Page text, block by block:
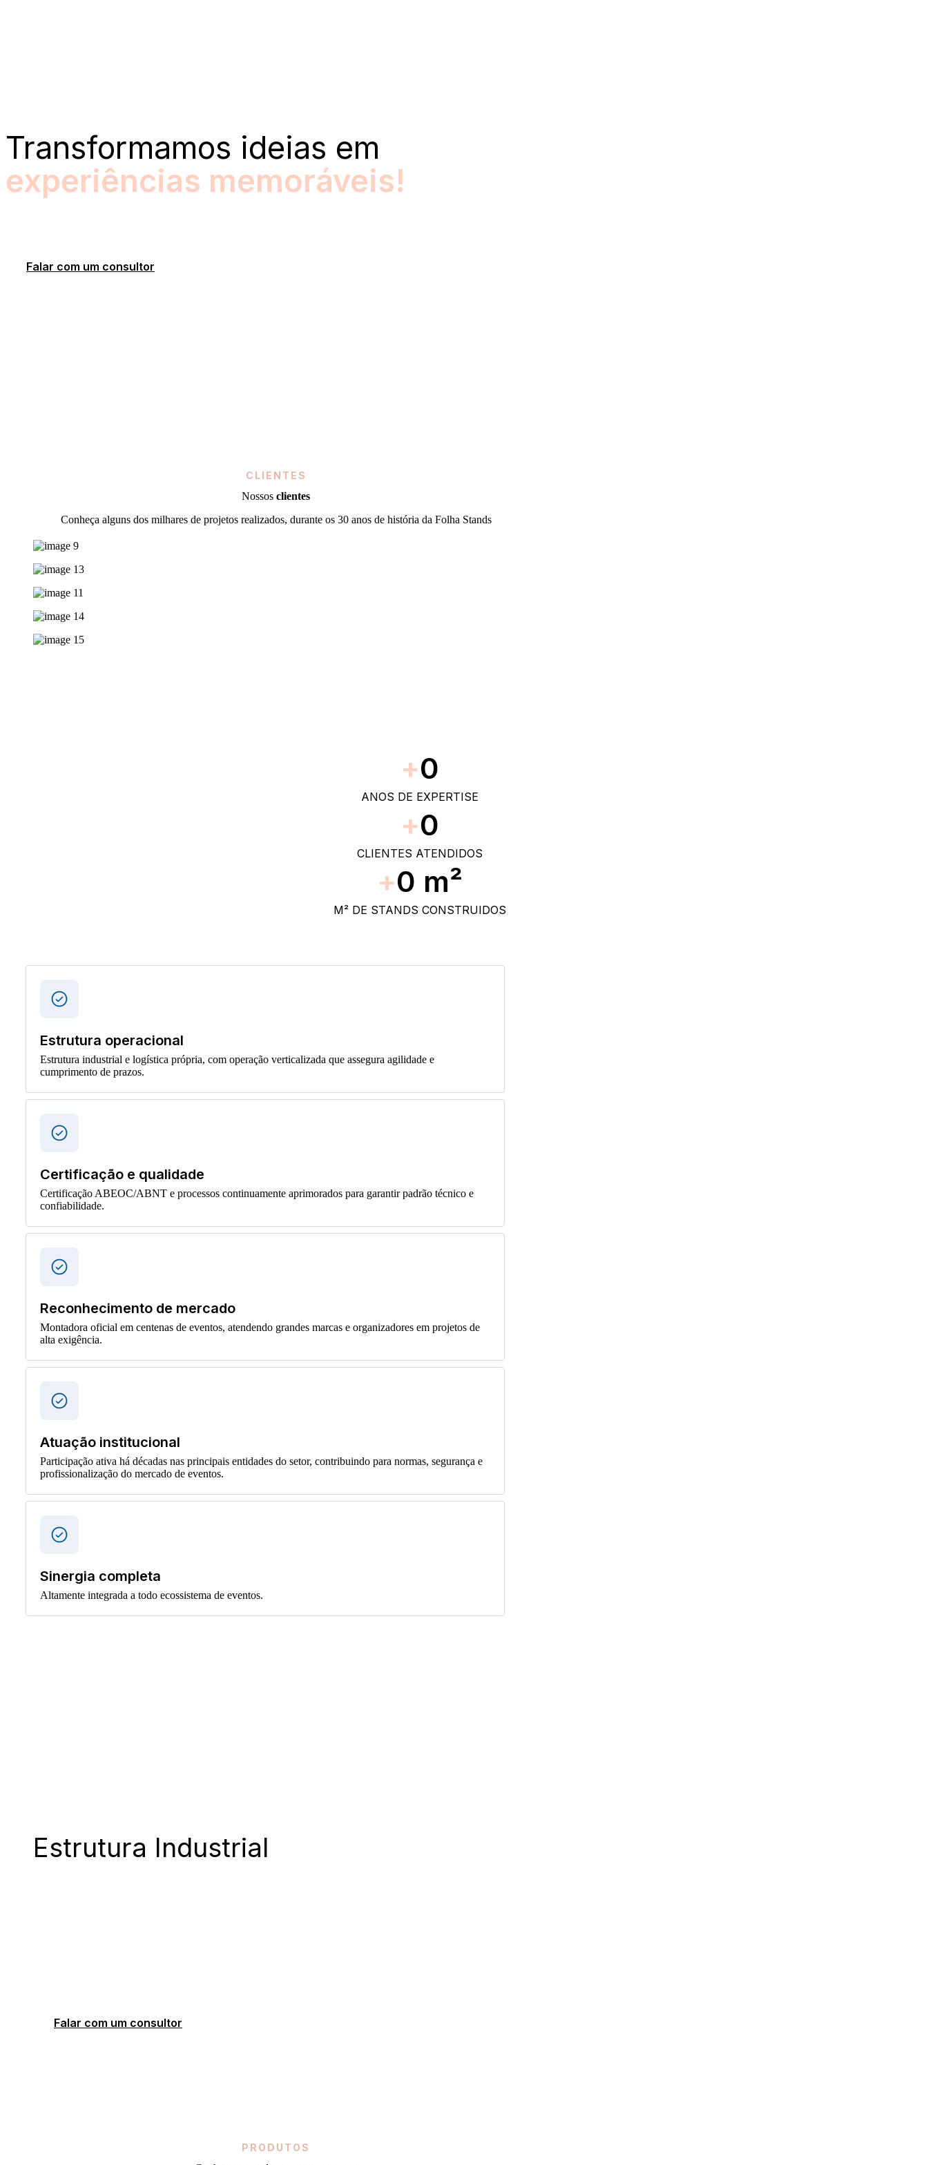
Transformamos ideias em
experiências memoráveis!
Falar com um consultor
CLIENTES
Nossos clientes
Conheça alguns dos milhares de projetos realizados, durante os 30 anos de história da Folha Stands
ANOS DE EXPERTISE
+0
CLIENTES ATENDIDOS
+0
M² DE STANDS CONSTRUIDOS
+0 m²
Estrutura operacional
Estrutura industrial e logística própria, com operação verticalizada que assegura agilidade e
cumprimento de prazos.
Certificação e qualidade
Certificação ABEOC/ABNT e processos continuamente aprimorados para garantir padrão técnico e
confiabilidade.
Reconhecimento de mercado
Montadora oficial em centenas de eventos, atendendo grandes marcas e organizadores em projetos de
alta exigência.
Atuação institucional
Participação ativa há décadas nas principais entidades do setor, contribuindo para normas, segurança e
profissionalização do mercado de eventos.
Sinergia completa
Altamente integrada a todo ecossistema de eventos.
Estrutura Industrial
Falar com um consultor
PRODUTOS